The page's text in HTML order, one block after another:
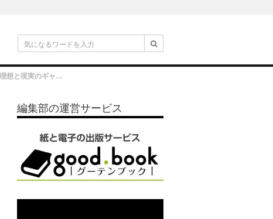
パパ育休に立ちはだかる理想と現実のギャップ。「何で育休を取ったの？」と言われないためにやるべきこと（連載第４回）
編集部の運営サービス